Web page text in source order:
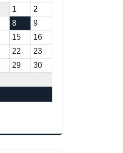
1
2
8
9
15
16
22
23
29
30